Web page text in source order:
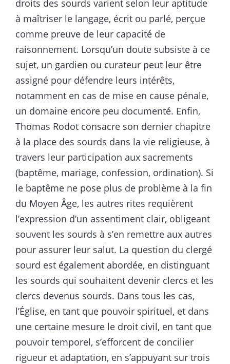
droits des sourds varient selon leur aptitude
à maîtriser le langage, écrit ou parlé, perçue
comme preuve de leur capacité de
raisonnement. Lorsqu’un doute subsiste à ce
sujet, un gardien ou curateur peut leur être
assigné pour défendre leurs intérêts,
notamment en cas de mise en cause pénale,
un domaine encore peu documenté. Enfin,
Thomas Rodot consacre son dernier chapitre
à la place des sourds dans la vie religieuse, à
travers leur participation aux sacrements
(baptême, mariage, confession, ordination). Si
le baptême ne pose plus de problème à la fin
du Moyen Âge, les autres rites requièrent
l’expression d’un assentiment clair, obligeant
souvent les sourds à s’en remettre aux autres
pour assurer leur salut. La question du clergé
sourd est également abordée, en distinguant
les sourds qui souhaitent devenir clercs et les
clercs devenus sourds. Dans tous les cas,
l’Église, en tant que pouvoir spirituel, et dans
une certaine mesure le droit civil, en tant que
pouvoir temporel, s’efforcent de concilier
rigueur et adaptation, en s’appuyant sur trois